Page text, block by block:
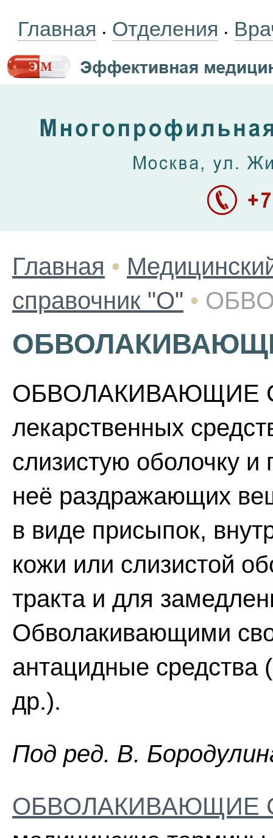
Главная • Отделения •
Главная •
справочник "О" •
ОБВОЛАКИВАЮЩИЕ
лекарственных
слизистую оболочку и
неё раздражающих
в виде присыпок,
кожи или слизистой
тракта и для
Обволакивающими
антацидные
др.).
Пoд peд. B.
ОБВОЛАКИВАЮЩИЕ